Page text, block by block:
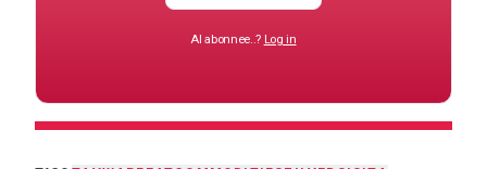
Al abonnee..? Log in